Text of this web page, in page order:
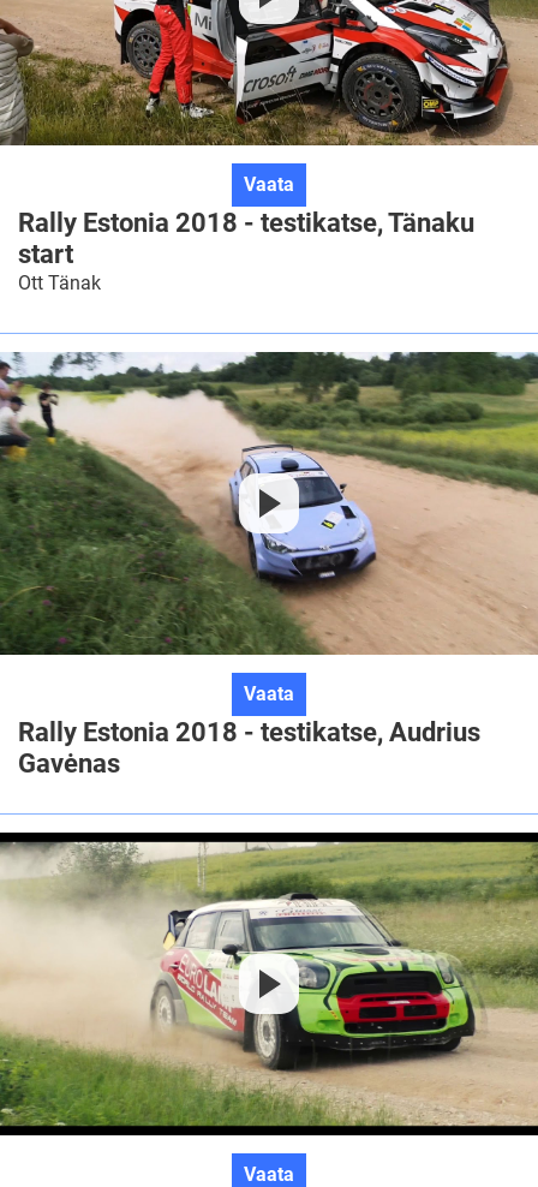
Vaata
Estonia
Tänaku
start
Rally Estonia 2018 - testikatse, Tänaku
start
Ott Tänak
Vaata
Estonia
testikatse,
Audrius
Gavėnas
Rally Estonia 2018 - testikatse, Audrius
Gavėnas
Vaata